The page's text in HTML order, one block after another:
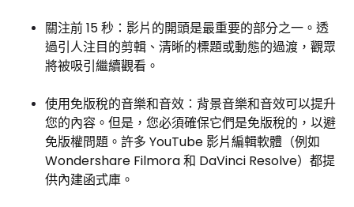
關注前 15 秒：影片的開頭是最重要的部分之一。透
過引人注目的剪輯、清晰的標題或動態的過渡，觀眾
將被吸引繼續觀看。
使用免版稅的音樂和音效：背景音樂和音效可以提升
您的內容。但是，您必須確保它們是免版稅的，以避
免版權問題。許多 YouTube 影片編輯軟體（例如
Wondershare Filmora 和 DaVinci Resolve）都提
供內建函式庫。